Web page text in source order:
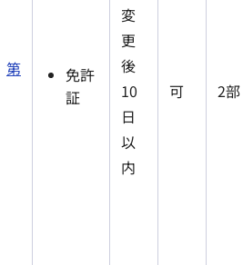
第
免許
証
変
更
後
10
日
以
内
可 2部